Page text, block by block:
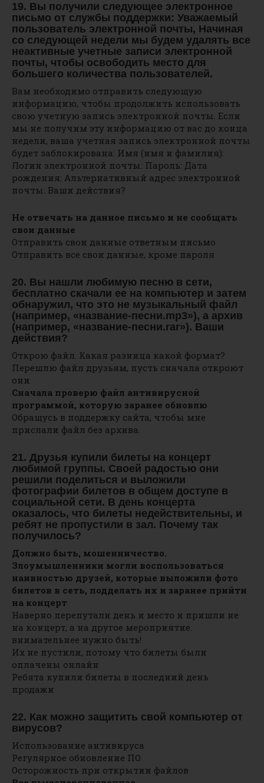
19. Вы получили следующее электронное
письмо от службы поддержки: Уважаемый
пользователь электронной почты, Начиная
со следующей недели мы будем удалять все
неактивные учетные записи электронной
почты, чтобы освободить место для
большего количества пользователей.
Вам необходимо отправить следующую
информацию, чтобы продолжить использовать
свою учетную запись электронной почты. Если
мы не получим эту информацию от вас до конца
недели, ваша учетная запись электронной почты
будет заблокирована: Имя (имя и фамилия):
Логин электронной почты: Пароль: Дата
рождения: Альтернативный адрес электронной
почты: Ваши действия?
Не отвечать на данное письмо и не сообщать
свои данные
Отправить свои данные ответным письмо
Отправить все свои данные, кроме пароля
20. Вы нашли любимую песню в сети,
бесплатно скачали ее на компьютер и затем
обнаружил, что это не музыкальный файл
(например, «название-песни.mp3»), а архив
(например, «название-песни.rar»). Ваши
действия?
Открою файл. Какая разница какой формат?
Перешлю файл друзьям, пусть сначала откроют
они
Сначала проверю файл антивирусной
программой, которую заранее обновлю
Обращусь в поддержку сайта, чтобы мне
прислали файл без архива.
21. Друзья купили билеты на концерт
любимой группы. Своей радостью они
решили поделиться и выложили
фотографии билетов в общем доступе в
социальной сети. В день концерта
оказалось, что билеты недействительны, и
ребят не пропустили в зал. Почему так
получилось?
Должно быть, мошенничество.
Злоумышленники могли воспользоваться
наивностью друзей, которые выложили фото
билетов в сеть, подделать их и заранее прийти
на концерт
Наверно перепутали день и место и пришли не
на концерт, а на другое мероприятие.
внимательнее нужно быть!
Их не пустили, потому что билеты были
оплачены онлайн
Ребята купили билеты в последний день
продажи
22. Как можно защитить свой компьютер от
вирусов?
Использование антивируса
Регулярное обновление ПО
Осторожность при открытии файлов